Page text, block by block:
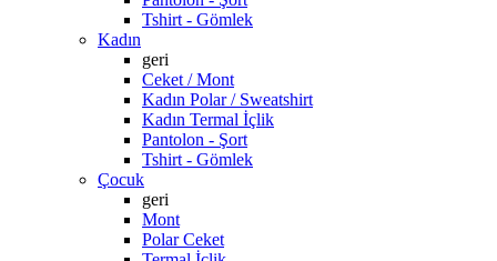
Tshirt - Gömlek
Kadın
geri
Ceket / Mont
Kadın Polar / Sweatshirt
Kadın Termal İçlik
Pantolon - Şort
Tshirt - Gömlek
Çocuk
geri
Mont
Polar Ceket